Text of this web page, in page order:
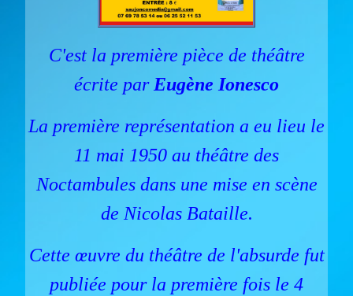
C'est la première pièce de théâtre
écrite parEugène Ionesco
La première représentation a eu lieu le
11 mai 1950 au théâtre des
Noctambules dans une mise en scène
de Nicolas Bataille.
Cette œuvre du théâtre de l'absurde fut
publiée pour la première fois le 4